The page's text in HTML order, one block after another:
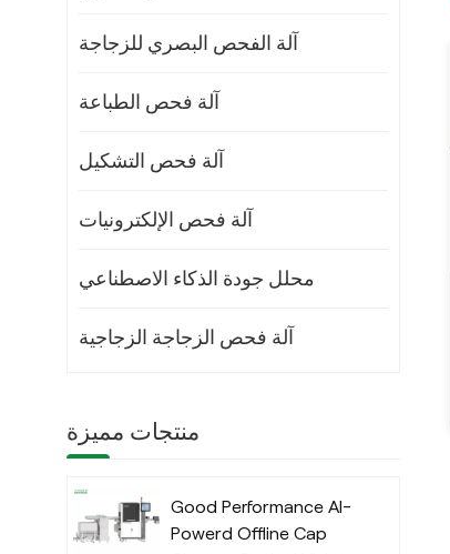
آلة الفحص البصري للزجاجة
آلة فحص الطباعة
آلة فحص التشكيل
آلة فحص الإلكترونيات
محلل جودة الذكاء الاصطناعي
آلة فحص الزجاجة الزجاجية
منتجات مميزة
Good Performance AI-
Powerd Offline Cap